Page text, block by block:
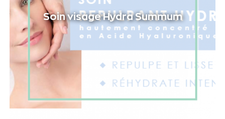
Soin visage Hydra Summum